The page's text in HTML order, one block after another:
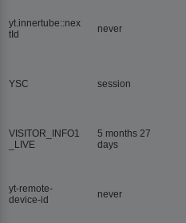
yt.innertube::nex
tId
never
YSC session
VISITOR_INFO1
_LIVE
5 months 27
days
yt-remote-
device-id
never